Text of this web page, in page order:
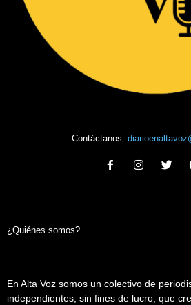
Contáctanos:
¿Quiénes somos?
En Alta Voz somos un colectivo de
independientes, sin fines de lucro, que